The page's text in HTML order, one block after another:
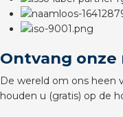
Ontvang
De wereld om ons heen
houden u (gratis) op de